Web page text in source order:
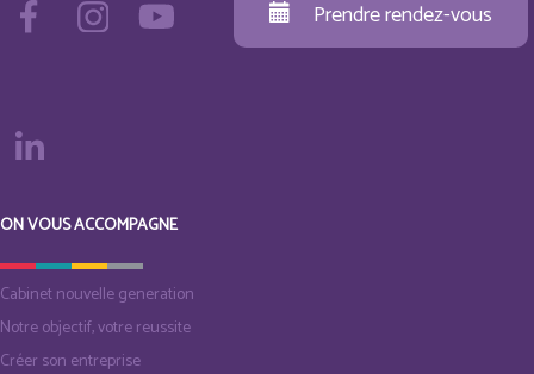
Prendre rendez-vous
ON VOUS ACCOMPAGNE
Cabinet nouvelle generation
Notre objectif, votre reussite
Créer son entreprise